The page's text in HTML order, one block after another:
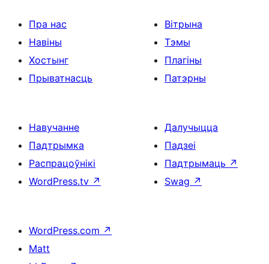
Пра нас
Навіны
Хостынг
Прыватнасць
Вітрына
Тэмы
Плагіны
Патэрны
Навучанне
Падтрымка
Распрацоўнікі
WordPress.tv ↗
Далучыцца
Падзеі
Падтрымаць ↗
Swag ↗
WordPress.com ↗
Matt